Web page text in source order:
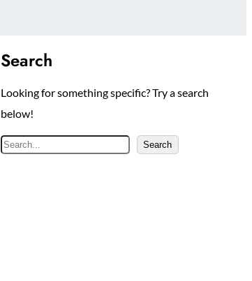
Search
Looking for something specific? Try a search
below!
S
Search